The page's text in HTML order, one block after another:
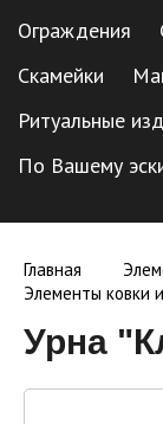
Ограждения
Скамейки
Ритуальные
По Вашему
Главная
Элементы ковки
Урна